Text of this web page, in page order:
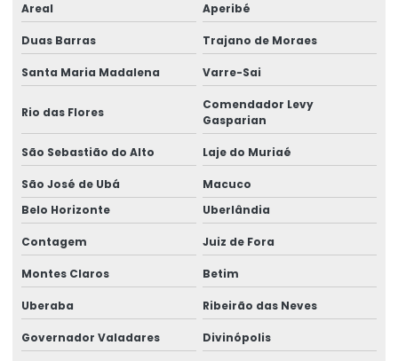
Empresa de análise ergonômica preliminar
Empresa de análise de ntep
Empresa de assessoria em ergonomia
Empresa de assessoria jurídica
Empresa de assistência pericial
Empresa de avaliação de capacidade laborativa
Empresa de consultoria em ergonomia
Empresa de consultoria higiene ocupacional
Empresa de consultoria em ntep
Areal Aperibé
Duas Barras Trajano de Moraes
Santa Maria Madalena Varre-Sai
Rio das Flores
Comendador Levy
Gasparian
São Sebastião do Alto Laje do Muriaé
São José de Ubá
Macuco
Belo Horizonte
Uberlândia
Contagem Juiz de Fora
Montes Claros Betim
Uberaba Ribeirão das Neves
Governador Valadares Divinópolis